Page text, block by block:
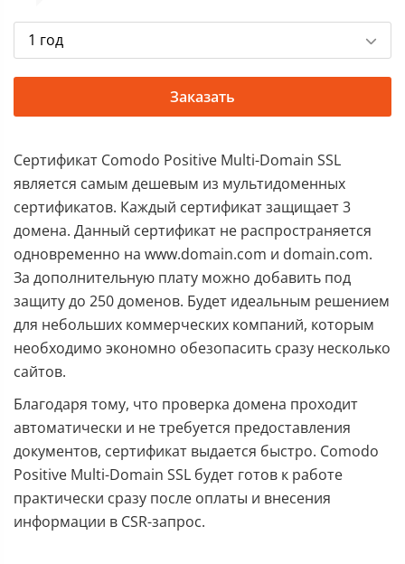
1 год
Заказать
Сертификат Comodo Positive Multi-Domain SSL
является самым дешевым из мультидоменных
сертификатов. Каждый сертификат защищает 3
домена. Данный сертификат не распространяется
одновременно на www.domain.com и domain.com.
За дополнительную плату можно добавить под
защиту до 250 доменов. Будет идеальным решением
для небольших коммерческих компаний, которым
необходимо экономно обезопасить сразу несколько
сайтов.
Благодаря тому, что проверка домена проходит
автоматически и не требуется предоставления
документов, сертификат выдается быстро. Comodo
Positive Multi-Domain SSL будет готов к работе
практически сразу после оплаты и внесения
информации в CSR-запрос.